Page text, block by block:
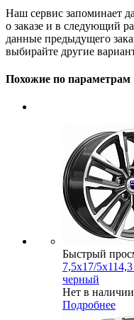
Наш сервис запоминает
о заказе и в следующий
данные предыдущего
выбирайте другие
Похожие по параметрам
Быстрый
7,5x17/
черный
Нет в наличии
Подробнее